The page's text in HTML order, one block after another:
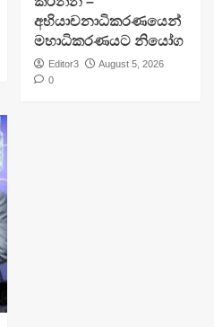
අභියාචනාධිකරණයෙන්
මහාධිකරණයට නියෝග
Editor3
August 5, 2026
0